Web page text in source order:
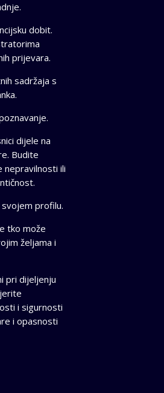
dobit.
prijevara.
sadržaja s
dijele na
Budite
nepravilnosti ili
profilu.
tko može
željama i
pri dijeljenju
i sigurnosti
i opasnosti